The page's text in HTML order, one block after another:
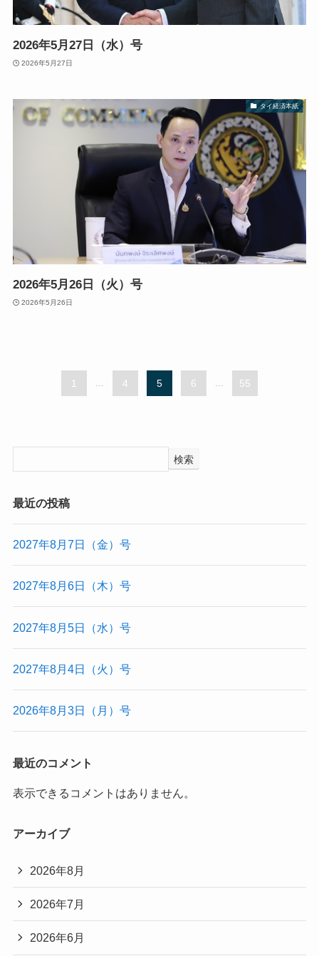
2026年5月27日（水）号
2026年5月27日
タイ経済本紙
2026年5月26日（火）号
2026年5月26日
1 ... 4 5 6 ... 55
検索
最近の投稿
2027年8月7日（金）号
2027年8月6日（木）号
2027年8月5日（水）号
2027年8月4日（火）号
2026年8月3日（月）号
最近のコメント
表示できるコメントはありません。
アーカイブ
2026年8月
2026年7月
2026年6月